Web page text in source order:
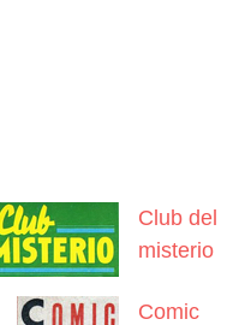
Club del
misterio
Comic